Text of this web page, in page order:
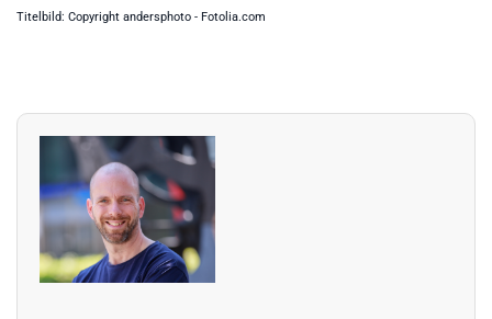
Titelbild: Copyright andersphoto - Fotolia.com